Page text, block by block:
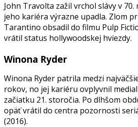
John Travolta zažil vrchol slávy v
jeho kariéra výrazne upadla. Zlom
Tarantino obsadil do filmu Pulp
vrátil status hollywoodskej hviezdy.
Winona Ryder
Winona Ryder patrila medzi
rokov, no jej kariéru ovplyvnil
začiatku 21. storočia. Po dlhšom
opäť vrátil do centra pozornosti
(2016).